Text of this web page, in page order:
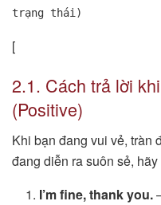
trạng thái)
[
2.1. Cách trả lời
(Positive)
Khi bạn đang vui vẻ, tràn
đang diễn ra suôn sẻ,
I’m fine, thank you.